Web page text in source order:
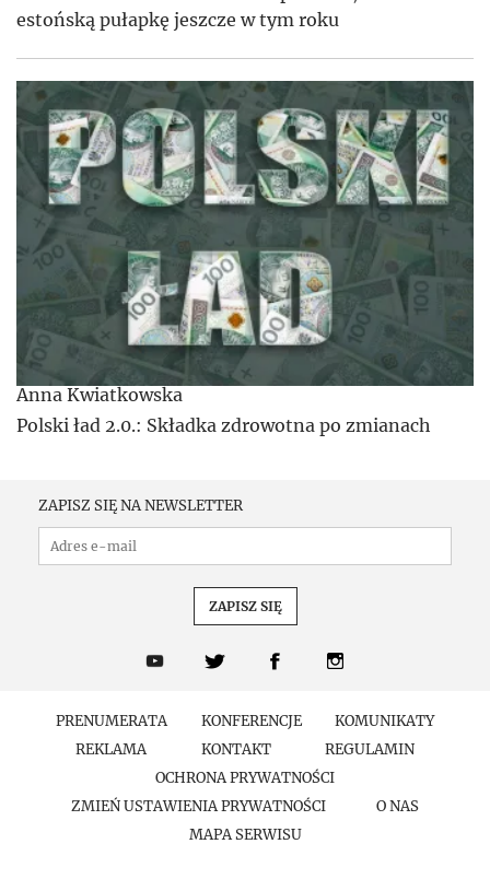
estońską pułapkę jeszcze w tym roku
Anna Kwiatkowska
Polski ład 2.0.: Składka zdrowotna po zmianach
PRENUMERATA KONFERENCJE
KOMUNIKATY
REKLAMA
KONTAKT
REGULAMIN
OCHRONA PRYWATNOŚCI
ZMIEŃ USTAWIENIA PRYWATNOŚCI
O NAS
MAPA SERWISU
ZAPISZ SIĘ NA NEWSLETTER